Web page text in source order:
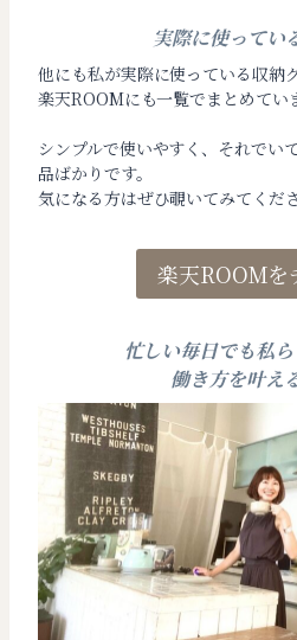
実際に使ってい
他にも私が実際に使っている収納
楽天ROOMにも一覧でまとめてい
シンプルで使いやすく、それでい
品ばかりです。
気になる方はぜひ覗いてみてくだ
楽天ROOMを
忙しい毎日でも私
働き方を叶え